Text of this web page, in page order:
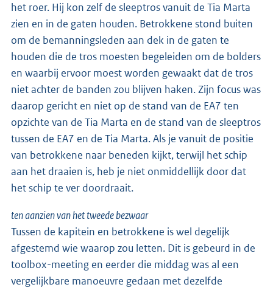
het roer. Hij kon zelf de sleeptros vanuit de Tia Marta
zien en in de gaten houden. Betrokkene stond buiten
om de bemanningsleden aan dek in de gaten te
houden die de tros moesten begeleiden om de bolders
en waarbij ervoor moest worden gewaakt dat de tros
niet achter de banden zou blijven haken. Zijn focus was
daarop gericht en niet op de stand van de EA7 ten
opzichte van de Tia Marta en de stand van de sleeptros
tussen de EA7 en de Tia Marta. Als je vanuit de positie
van betrokkene naar beneden kijkt, terwijl het schip
aan het draaien is, heb je niet onmiddellijk door dat
het schip te ver doordraait.
ten aanzien van het tweede bezwaar
Tussen de kapitein en betrokkene is wel degelijk
afgestemd wie waarop zou letten. Dit is gebeurd in de
toolbox-meeting en eerder die middag was al een
vergelijkbare manoeuvre gedaan met dezelfde